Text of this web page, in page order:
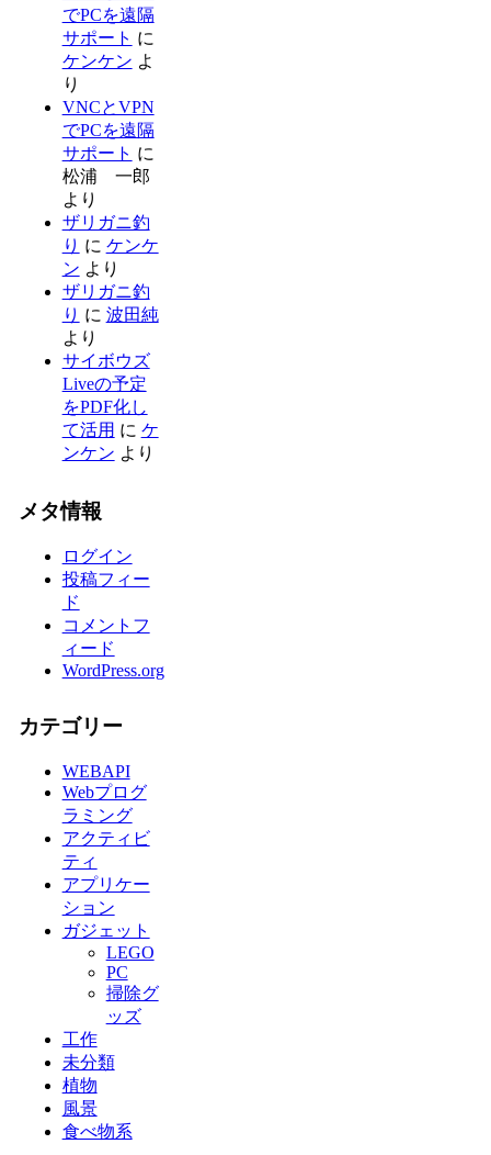
でPCを遠隔
サポート に
ケンケン よ
り
VNCとVPN
でPCを遠隔
サポート に
松浦 一郎
より
ザリガニ釣
り に ケンケ
ン より
ザリガニ釣
り に 波田純
より
サイボウズ
Liveの予定
をPDF化し
て活用 に ケ
ンケン より
メタ情報
ログイン
投稿フィー
ド
コメントフ
ィード
WordPress.org
カテゴリー
WEBAPI
Webプログ
ラミング
アクティビ
ティ
アプリケー
ション
ガジェット
LEGO
PC
掃除グ
ッズ
工作
未分類
植物
風景
食べ物系